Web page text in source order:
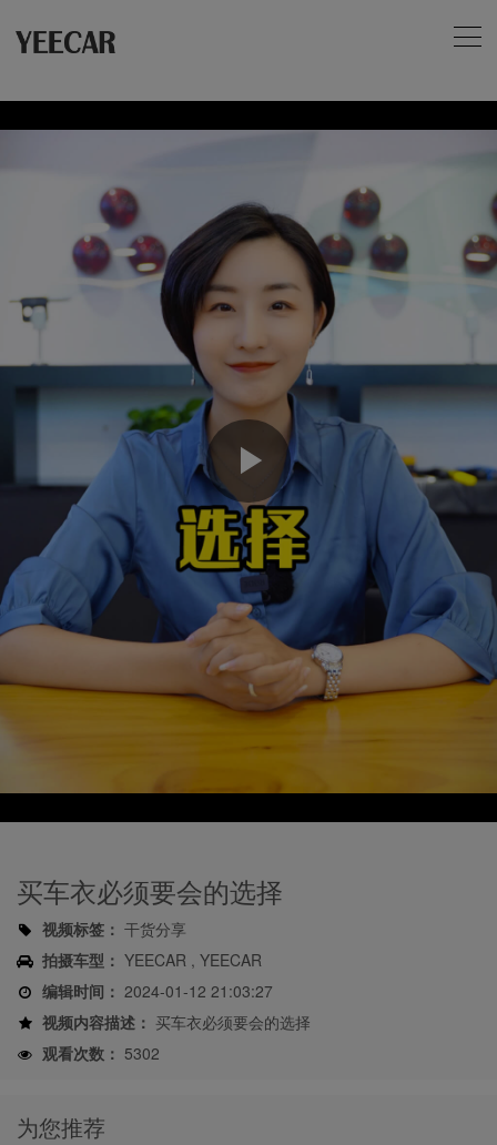
Play
Video
买车衣必须要会的选择
视频标签： 干货分享
拍摄车型： YEECAR , YEECAR
编辑时间： 2024-01-12 21:03:27
视频内容描述： 买车衣必须要会的选择
观看次数： 5302
为您推荐